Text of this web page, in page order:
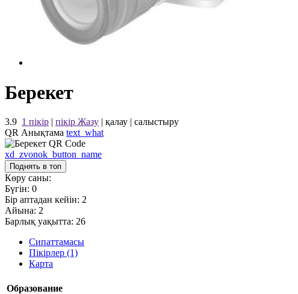
Берекет
3.9 1 пікір | пікір Жазу | қалау | салыстыру
QR Анықтама text_what
xd_zvonok_button_name
Поднять в топ
Көру саны:
Бүгін: 0
Бір аптадан кейін: 2
Айына: 2
Барлық уақытта: 26
Сипаттамасы
Пікірлер (1)
Карта
Образование